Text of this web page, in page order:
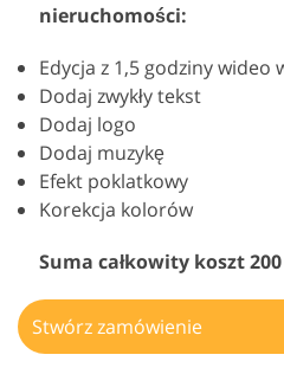
nieruchomości:
Edycja z 1,5 godziny wideo
Dodaj zwykły tekst
Dodaj logo
Dodaj muzykę
Efekt poklatkowy
Korekcja kolorów
Suma całkowity koszt 200
Stwórz zamówienie